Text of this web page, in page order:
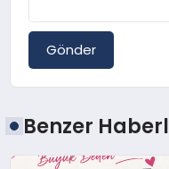
Gönder
Benzer